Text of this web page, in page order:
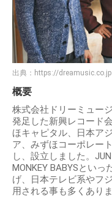
出典： https://dreamusic.co.jp
概要
株式会社ドリーミュー
発足した新興レコード
ほキャピタル、日本ア
ア、みずほコーポレー
し、設立しました。
MONKEY BABYSとい
げ、日本テレビ系やフ
用される事も多くありま